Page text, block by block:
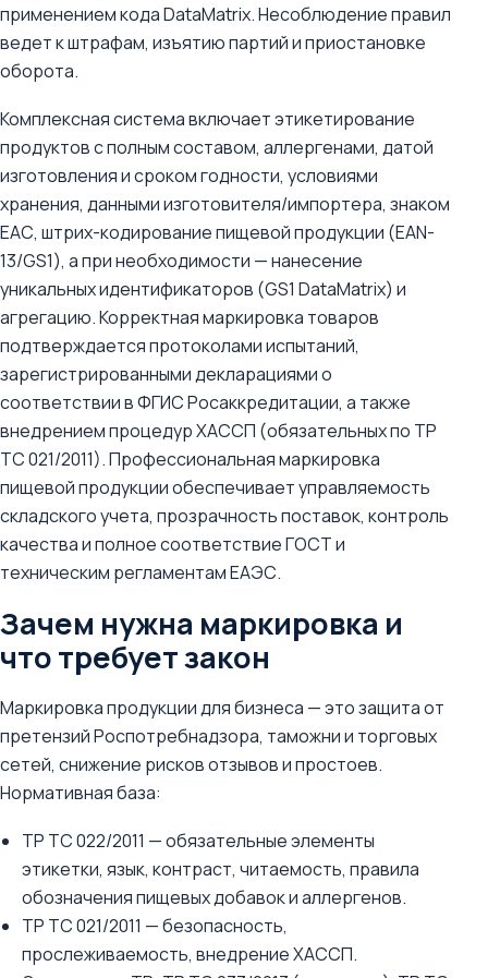
применением кода DataMatrix. Несоблюдение правил
ведет к штрафам, изъятию партий и приостановке
оборота.
Комплексная система включает этикетирование
продуктов с полным составом, аллергенами, датой
изготовления и сроком годности, условиями
хранения, данными изготовителя/импортера, знаком
ЕАС, штрих-кодирование пищевой продукции (EAN-
13/GS1), а при необходимости — нанесение
уникальных идентификаторов (GS1 DataMatrix) и
агрегацию. Корректная маркировка товаров
подтверждается протоколами испытаний,
зарегистрированными декларациями о
соответствии в ФГИС Росаккредитации, а также
внедрением процедур ХАССП (обязательных по ТР
ТС 021/2011). Профессиональная маркировка
пищевой продукции обеспечивает управляемость
складского учета, прозрачность поставок, контроль
качества и полное соответствие ГОСТ и
техническим регламентам ЕАЭС.
Зачем нужна маркировка и
что требует закон
Маркировка продукции для бизнеса — это защита от
претензий Роспотребнадзора, таможни и торговых
сетей, снижение рисков отзывов и простоев.
Нормативная база:
ТР ТС 022/2011 — обязательные элементы
этикетки, язык, контраст, читаемость, правила
обозначения пищевых добавок и аллергенов.
ТР ТС 021/2011 — безопасность,
прослеживаемость, внедрение ХАССП.